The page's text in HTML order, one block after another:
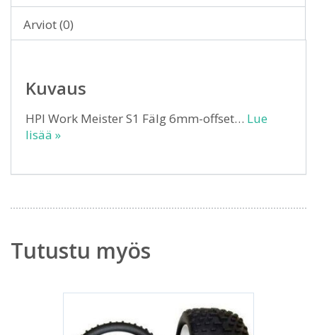
Arviot (0)
Kuvaus
HPI Work Meister S1 Fälg 6mm-offset… Lue
lisää »
Tutustu myös